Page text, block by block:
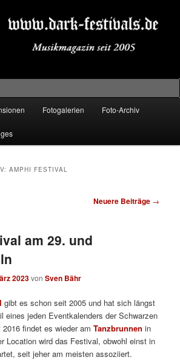
Fotogalerien Foto-Archiv
AMPHI FESTIVAL
Neuere Beiträge →
am 29. und
2023vonSven Bähr
gibt es schon seit 2005 und hat sich längst
eines jeden Eventkalenders der Schwarzen
findet es wieder amTanzbrunnen in
Location wird das Festival, obwohl einst in
seit jeher am meisten assoziiert.